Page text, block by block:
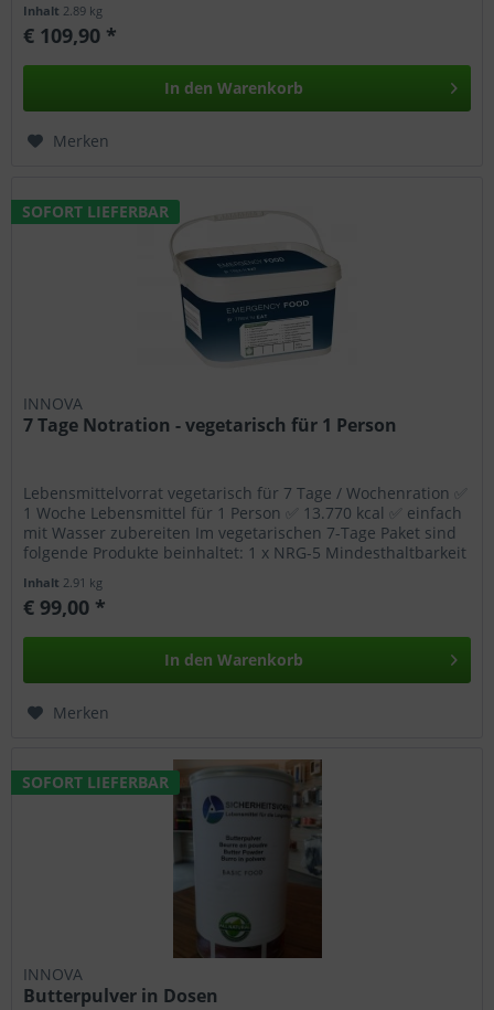
Inhalt 2.89 kg
€ 109,90 *
In den Warenkorb
Merken
SOFORT LIEFERBAR
INNOVA
7 Tage Notration - vegetarisch für 1 Person
Lebensmittelvorrat vegetarisch für 7 Tage / Wochenration ✅
1 Woche Lebensmittel für 1 Person ✅ 13.770 kcal ✅ einfach
mit Wasser zubereiten Im vegetarischen 7-Tage Paket sind
folgende Produkte beinhaltet: 1 x NRG-5 Mindesthaltbarkeit
Inhalt 2.91 kg
€ 99,00 *
In den Warenkorb
Merken
SOFORT LIEFERBAR
INNOVA
Butterpulver in Dosen